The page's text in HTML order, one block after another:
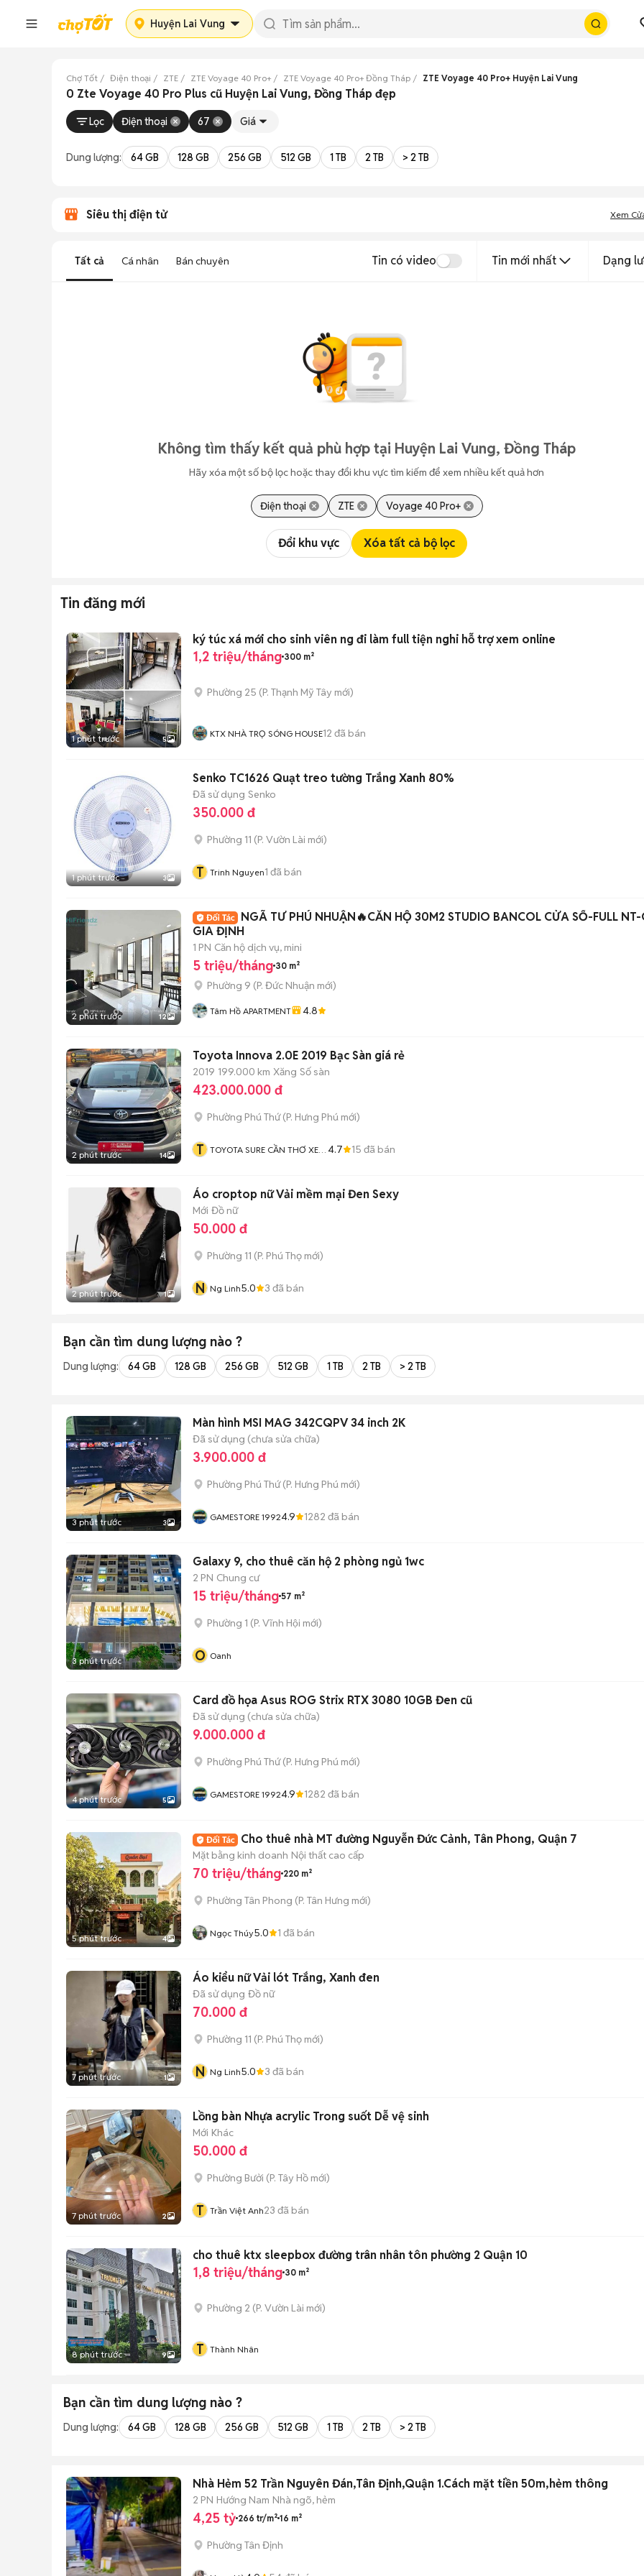
Huyện Lai Vung
Chợ Tốt Điện thoại ZTE ZTE Voyage 40 Pro+ ZTE Voyage 40 Pro+ Đồng Tháp ZTE Voyage 40 Pro+ Huyện Lai Vung
0 Zte Voyage 40 Pro Plus cũ Huyện Lai Vung, Đồng Tháp đẹp
Lọc Điện thoại 67 Giá
Dung lượng: 64 GB 128 GB 256 GB 512 GB 1 TB 2 TB > 2 TB
Siêu thị điện tử Xem
Tất cả Cá nhân Bán chuyên Tin có video Tin mới nhất Dạng
Không tìm thấy kết quả phù hợp tại Huyện Lai Vung, Đồng Tháp
Hãy xóa một số bộ lọc hoặc thay đổi khu vực tìm kiếm để xem nhiều kết quả hơn
Điện thoại ZTE Voyage 40 Pro+
Đổi khu vực Xóa tất cả bộ lọc
Tin đăng mới
1 phút trước 5
ký túc xá mới cho sinh viên ng đi làm full tiện nghi hỗ trợ xem online
1,2 triệu/tháng 300 m²
Phường 25 (P. Thạnh Mỹ Tây mới)
KTX NHÀ TRỌ SÓNG HOUSE12 đã bán
1 phút trước 3
Senko TC1626 Quạt treo tường Trắng Xanh 80%
Đã sử dụng Senko
350.000 đ
Phường 11 (P. Vườn Lài mới)
T Trinh Nguyen1 đã bán
2 phút trước 12
NGÃ TƯ PHÚ NHUẬN🔥CĂN HỘ 30M2 STUDIO BANCOL CỬA SỔ-FULL NT-
GIA ĐỊNH
1 PN Căn hộ dịch vụ, mini
5 triệu/tháng 30 m²
Phường 9 (P. Đức Nhuận mới)
Tâm Hồ APARTMENT 4.8
2 phút trước 14
Toyota Innova 2.0E 2019 Bạc Sàn giá rẻ
2019 199.000 km Xăng Số sàn
423.000.000 đ
Phường Phú Thứ(P. Hưng Phú mới)
T TOYOTA SURE CẦN THƠ XE
4.7 15 đã bán
2 phút trước 1
Áo croptop nữ Vải mềm mại Đen Sexy
Mới Đồ nữ
50.000 đ
Phường 11 (P. Phú Thọ mới)
N Ng Linh5.0 3 đã bán
Bạn cần tìm dung lượng nào ?
Dung lượng: 64 GB 128 GB 256 GB 512 GB 1 TB 2 TB > 2 TB
3 phút trước 3
Màn hình MSI MAG 342CQPV 34 inch 2K
Đã sử dụng (chưa sửa chữa)
3.900.000 đ
Phường Phú Thứ(P. Hưng Phú mới)
GAMESTORE 19924.9 1282 đã bán
3 phút trước
Galaxy 9, cho thuê căn hộ 2 phòng ngủ 1wc
2 PN Chung cư
15 triệu/tháng 57 m²
Phường 1 (P. Vĩnh Hội mới)
O Oanh
4 phút trước 5
Card đồ họa Asus ROG Strix RTX 3080 10GB Đen cũ
Đã sử dụng (chưa sửa chữa)
9.000.000 đ
Phường Phú Thứ(P. Hưng Phú mới)
GAMESTORE 19924.9 1282 đã bán
5 phút trước 4
Cho thuê nhà MT đường Nguyễn Đức Cảnh, Tân Phong, Quận 7
Mặt bằng kinh doanh Nội thất cao cấp
70 triệu/tháng 220 m²
Phường Tân Phong (P. Tân Hưng mới)
Ngọc Thúy5.0 1 đã bán
7 phút trước 1
Áo kiểu nữ Vải lót Trắng, Xanh đen
Đã sử dụng Đồ nữ
70.000 đ
Phường 11 (P. Phú Thọ mới)
N Ng Linh5.0 3 đã bán
7 phút trước 2
Lồng bàn Nhựa acrylic Trong suốt Dễ vệ sinh
Mới Khác
50.000 đ
Phường Bưởi (P. Tây Hồ mới)
T Trần Việt Anh23 đã bán
8 phút trước 9
cho thuê ktx sleepbox đường trân nhân tôn phường 2 Quận 10
1,8 triệu/tháng 30 m²
Phường 2 (P. Vườn Lài mới)
T Thành Nhân
Bạn cần tìm dung lượng nào ?
Dung lượng: 64 GB 128 GB 256 GB 512 GB 1 TB 2 TB > 2 TB
Nhà Hẻm 52 Trần Nguyên Đán,Tân Định,Quận 1.Cách mặt tiền 50m,hẻm thông
2 PN Hướng Nam Nhà ngõ, hẻm
4,25 tỷ 266 tr/m² 16 m²
Phường Tân Định